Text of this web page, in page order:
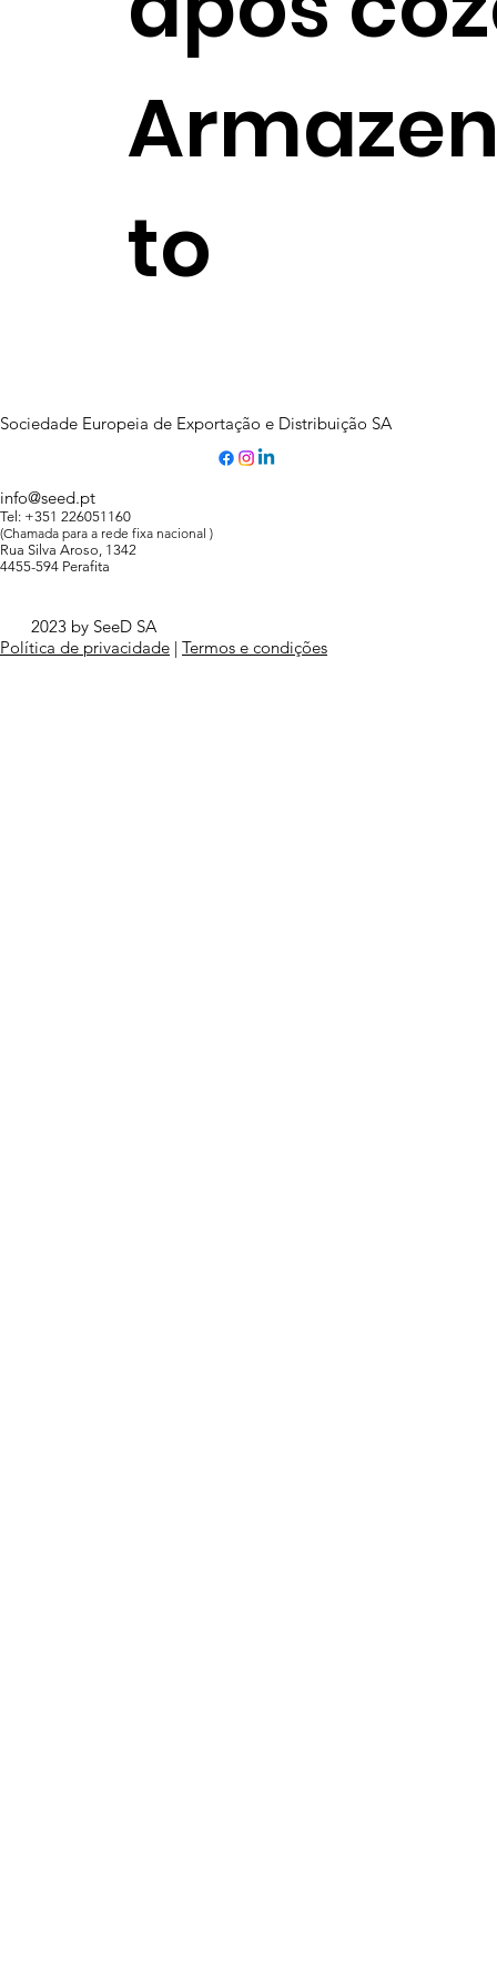
to
2023 by SeeD SA
Política de privacidade | Termos e condições
Sociedade Europeia de Exportação e Distribuição SA
info@seed.pt
Tel: +351 226051160
(Chamada para a rede fixa nacional )
Rua Silva Aroso, 1342
4455-594 Perafita